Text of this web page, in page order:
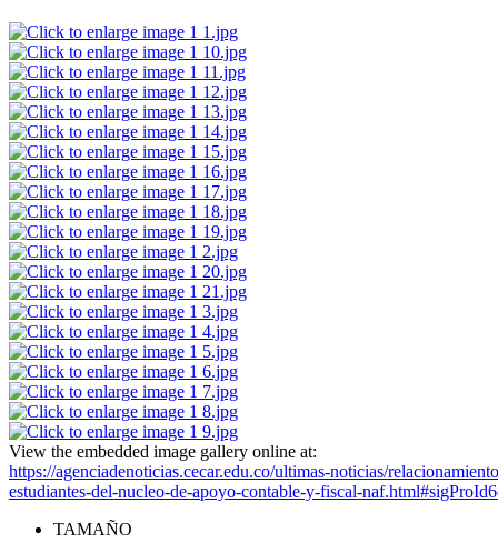
View the embedded image gallery online at:
https://agenciadenoticias.cecar.edu.co/ultimas-noticias/
estudiantes-del-nucleo-de-apoyo-contable-y-fiscal-
TAMAÑO